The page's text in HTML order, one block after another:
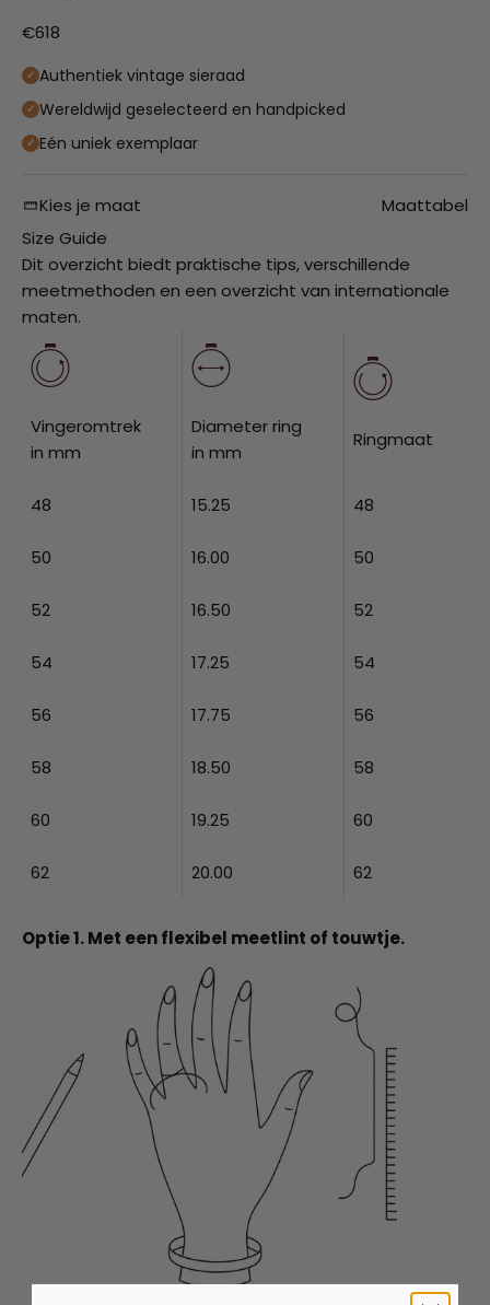
Aanbiedingsprijs
€618
Authentiek vintage sieraad
Wereldwijd geselecteerd en handpicked
Eén uniek exemplaar
Kies je maat
Maattabel
Size Guide
Dit overzicht biedt praktische tips, verschillende
meetmethoden en een overzicht van internationale
maten.
Vingeromtrek
in mm
Diameter ring
in mm
Ringmaat
48 15.25 48
50 16.00 50
52 16.50 52
54 17.25 54
56 17.75 56
58 18.50 58
60 19.25 60
62 20.00 62
Optie 1. Met een flexibel meetlint of touwtje.